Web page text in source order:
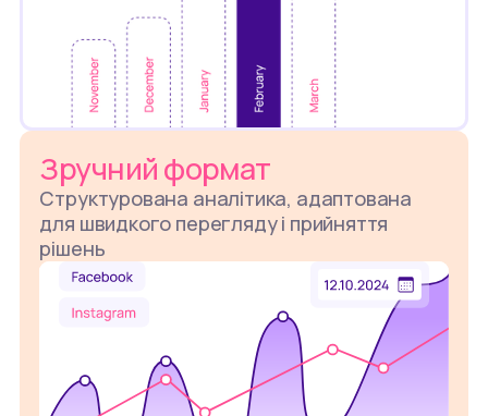
Зручний формат
Структурована аналітика, адаптована
для швидкого перегляду і прийняття
рішень